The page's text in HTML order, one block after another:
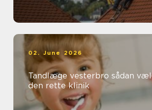
02. June 2026
Tandlæge vesterbro sådan vælger du
den rette klinik